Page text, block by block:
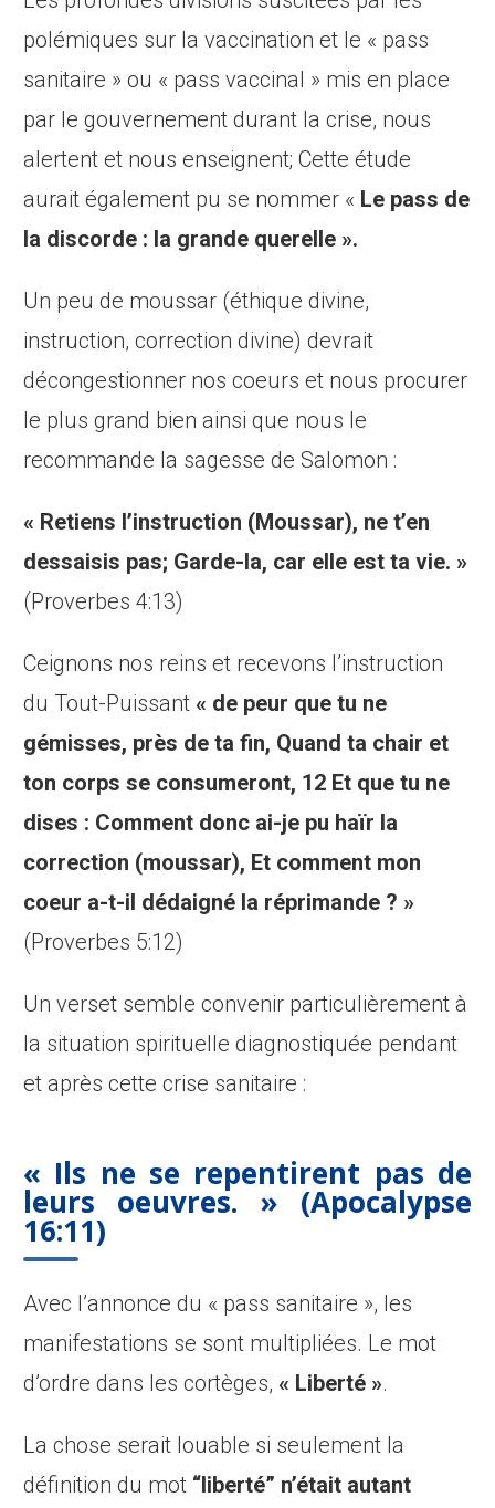
polémiques sur la vaccination et le « pass
sanitaire » ou « pass vaccinal » mis en place
par le gouvernement durant la crise, nous
alertent et nous enseignent; Cette étude
aurait également pu se nommer « Le pass de
la discorde : la grande querelle ».
Un peu de moussar (éthique divine,
instruction, correction divine) devrait
décongestionner nos coeurs et nous procurer
le plus grand bien ainsi que nous le
recommande la sagesse de Salomon :
« Retiens l’instruction (Moussar), ne t’en
dessaisis pas; Garde-la, car elle est ta vie. »
(Proverbes 4:13)
Ceignons nos reins et recevons l’instruction
du Tout-Puissant« de peur que tu ne
gémisses, près de ta fin, Quand ta chair et
ton corps se consumeront, 12 Et que tu ne
dises : Comment donc ai-je pu haïr la
correction (moussar), Et comment mon
coeur a-t-il dédaigné la réprimande ? »
(Proverbes 5:12)
Un verset semble convenir particulièrement à
la situation spirituelle diagnostiquée pendant
et après cette crise sanitaire :
« Ils ne se repentirent pas de
leurs oeuvres. » (Apocalypse
16:11)
Avec l’annonce du « pass sanitaire », les
manifestations se sont multipliées. Le mot
d’ordre dans les cortèges,« Liberté ».
La chose serait louable si seulement la
définition du mot “liberté” n’était autant